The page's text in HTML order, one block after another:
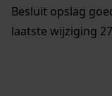
Besluit opslag
laatste wijziging